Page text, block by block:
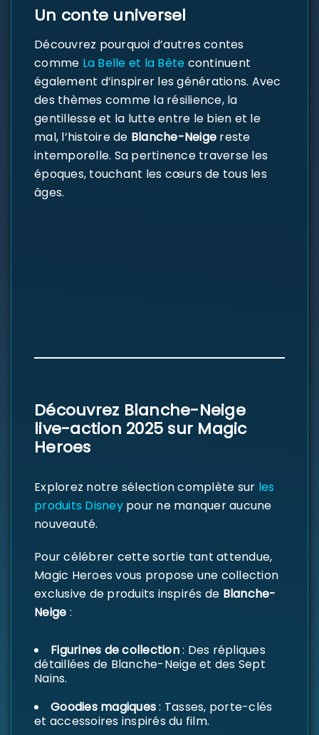
Un conte universel
Découvrez pourquoi d’autres contes
comme La Belle et la Bête continuent
également d’inspirer les générations. Avec
des thèmes comme la résilience, la
gentillesse et la lutte entre le bien et le
mal, l’histoire de Blanche-Neige reste
intemporelle. Sa pertinence traverse les
époques, touchant les cœurs de tous les
âges.
Découvrez Blanche-Neige
live-action 2025 sur Magic
Heroes
Explorez notre sélection complète sur les
produits Disneypour ne manquer aucune
nouveauté.
Pour célébrer cette sortie tant attendue,
Magic Heroes vous propose une collection
exclusive de produits inspirés de Blanche-
Neige :
Figurines de collection: Des répliques
détaillées de Blanche-Neige et des Sept
Nains.
Goodies magiques: Tasses, porte-clés
et accessoires inspirés du film.